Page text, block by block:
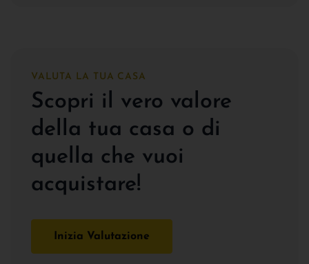
VALUTA LA TUA CASA
Scopri il vero valore
della tua casa o di
quella che vuoi
acquistare!
Inizia Valutazione